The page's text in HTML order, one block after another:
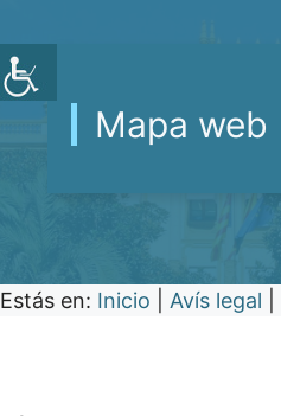
Mapa web
Estás en: Inicio Avís legal